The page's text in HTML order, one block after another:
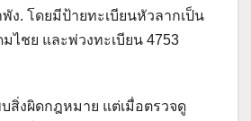
ง. โดยมีป้ายทะเบียนหัวลากเป็น
มไชย และพ่วงทะเบียน 4753
สิ่งผิดกฎหมาย แต่เมื่อตรวจดู